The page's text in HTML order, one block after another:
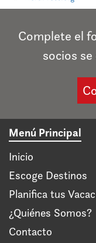
Complete el
socios
Menú Principal
Inicio
Escoge Destinos
Planifica tus
¿Quiénes Somos?
Contacto